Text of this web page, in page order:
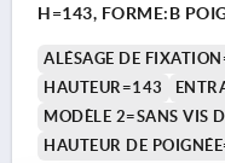
H=143, FORME:B
ALÉSAGE DE
HAUTEUR=143
MODÈLE 2=SANS VIS
HAUTEUR DE